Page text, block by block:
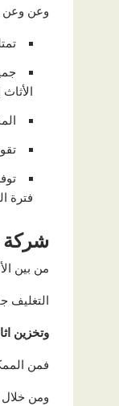
وعن وعن
فترة
شركة
من بين
التغليف
وتخزين
فمن
ومن